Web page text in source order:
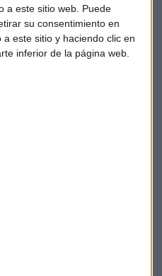
a este sitio web. Puede
su consentimiento en
este sitio y haciendo clic en
inferior de la página web.
ser siempre multimarca? Y
productos propios en
hace el supermercado con